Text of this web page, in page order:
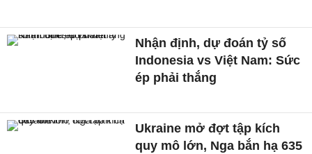
Nhận định, dự đoán tỷ số
Indonesia vs Việt Nam: Sức
ép phải thắng
Ukraine mở đợt tập kích
quy mô lớn, Nga bắn hạ 635